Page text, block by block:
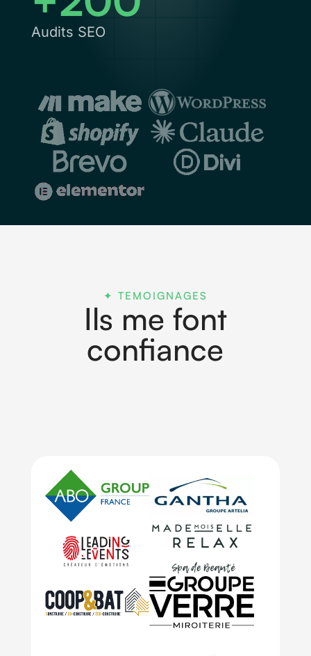
Audits SEO
✦ TEMOIGNAGES
Ils me font
confiance